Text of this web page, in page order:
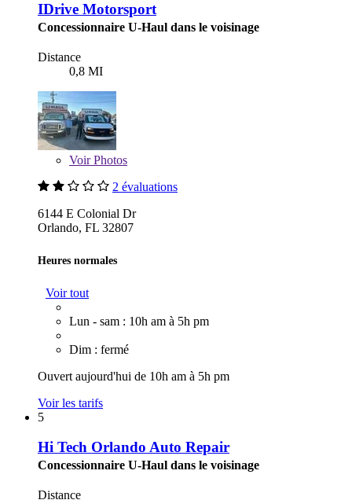
IDrive Motorsport
Concessionnaire U-Haul dans le voisinage
Distance
0,8 MI
VoirPhotos
2 évaluations
6144 E Colonial Dr
Orlando, FL 32807
Heures normales
Voir tout
Lun - sam : 10h am à 5h pm
Dim : fermé
Ouvert aujourd'hui de 10h am à 5h pm
Voir les tarifs
5
Hi Tech Orlando Auto Repair
Concessionnaire U-Haul dans le voisinage
Distance